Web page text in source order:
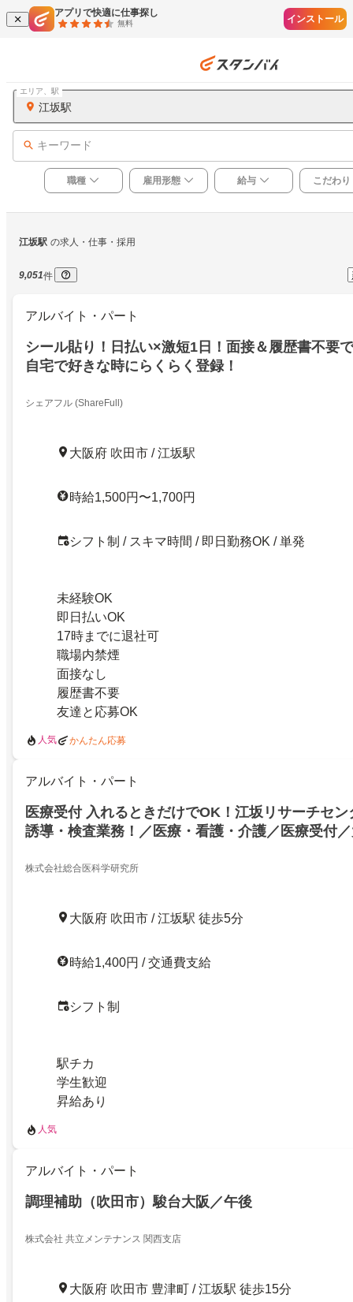
アプリで快適に仕事探し
無料 インストール
江坂駅
エリア、駅
キーワード
職種 雇用形態 給与 こだわり
江坂駅 の求人・仕事・採用
9,051件
アルバイト・パート
シール貼り！日払い×激短1日！面接＆履歴書不要
自宅で好きな時にらくらく登録！
シェアフル (ShareFull)
大阪府 吹田市 / 江坂駅
時給1,500円〜1,700円
シフト制 / スキマ時間 / 即日勤務OK / 単発
未経験OK
即日払いOK
17時までに退社可
職場内禁煙
面接なし
履歴書不要
友達と応募OK
人気 かんたん応募
アルバイト・パート
医療受付 入れるときだけでOK！江坂リサーチセ
誘導・検査業務！／医療・看護・介護／医療受付
株式会社総合医科学研究所
大阪府 吹田市 / 江坂駅 徒歩5分
時給1,400円 / 交通費支給
シフト制
駅チカ
学生歓迎
昇給あり
人気
アルバイト・パート
調理補助（吹田市）駿台大阪／午後
株式会社 共立メンテナンス 関西支店
大阪府 吹田市 豊津町 / 江坂駅 徒歩15分